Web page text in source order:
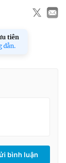
tiên
dẫn.
bình luận